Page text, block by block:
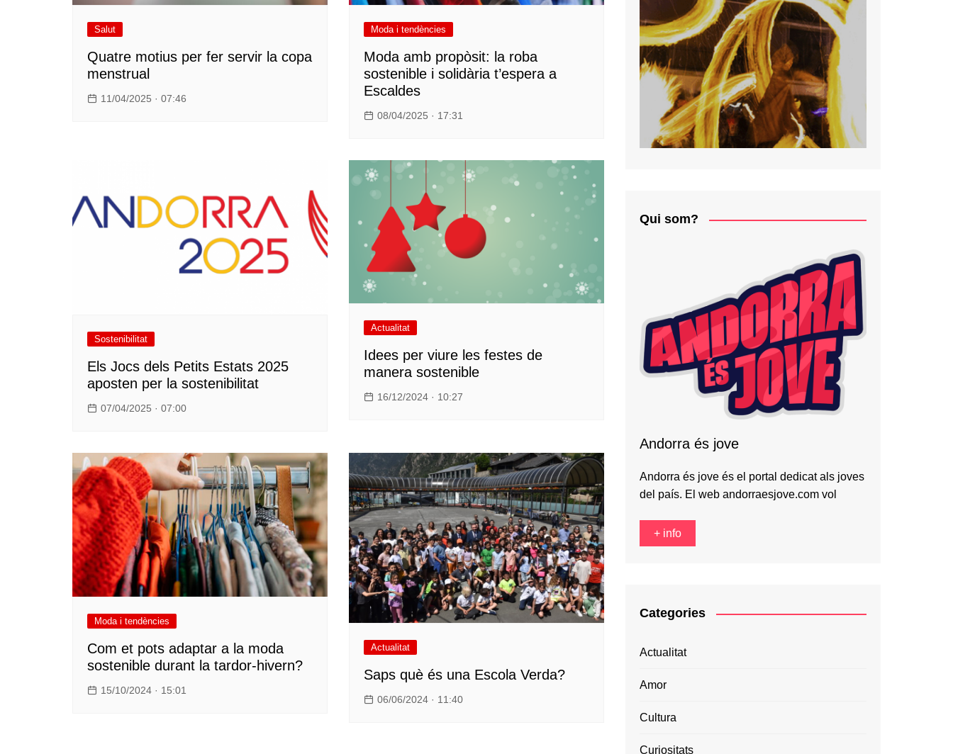
Salut
Quatre motius per fer servir la copa
menstrual
11/04/2025 · 07:46
Moda i tendències
Moda amb propòsit: la roba
sostenible i solidària t’espera a
Escaldes
08/04/2025 · 17:31
Sostenibilitat
Els Jocs dels Petits Estats 2025
aposten per la sostenibilitat
07/04/2025 · 07:00
Actualitat
Idees per viure les festes de
manera sostenible
16/12/2024 · 10:27
Moda i tendències
Com et pots adaptar a la moda
sostenible durant la tardor-hivern?
15/10/2024 · 15:01
Actualitat
Saps què és una Escola Verda?
06/06/2024 · 11:40
Qui som?
Andorra és jove
Andorra és jove és el portal dedicat als joves
del país. El web andorraesjove.com vol
+ info
Categories
Actualitat
Amor
Cultura
Curiositats